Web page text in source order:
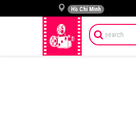
Hồ Chí Minh